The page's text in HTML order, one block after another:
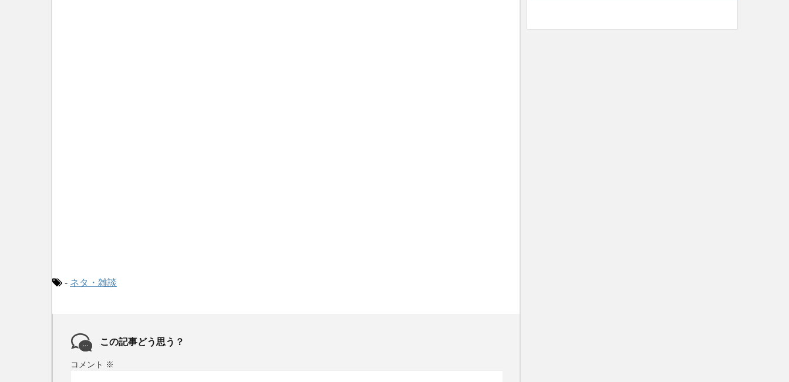
- ネタ・雑談
この記事どう思う？
コメント ※